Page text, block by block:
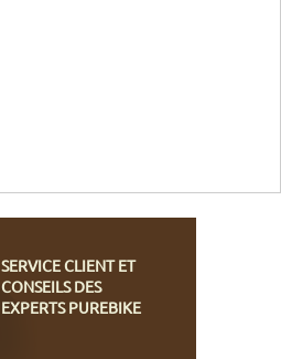
SERVICE CLIENT ET
CONSEILS DES
EXPERTS PUREBIKE